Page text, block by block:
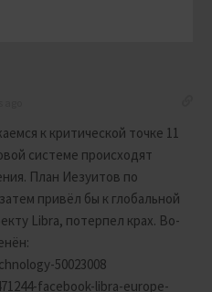
к критической точке 11
системе происходят
План Иезуитов по
привёл бы к глобальной
Libra, потерпел крах. Во-
50023008
facebook-libra-europe-